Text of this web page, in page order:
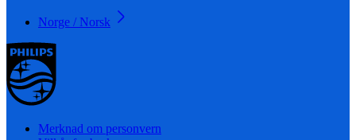
Norge / Norsk
Merknad om personvern